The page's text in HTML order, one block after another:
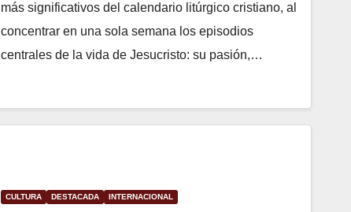
más significativos del calendario litúrgico cristiano, al
concentrar en una sola semana los episodios
centrales de la vida de Jesucristo: su pasión,…
CULTURA DESTACADA INTERNACIONAL